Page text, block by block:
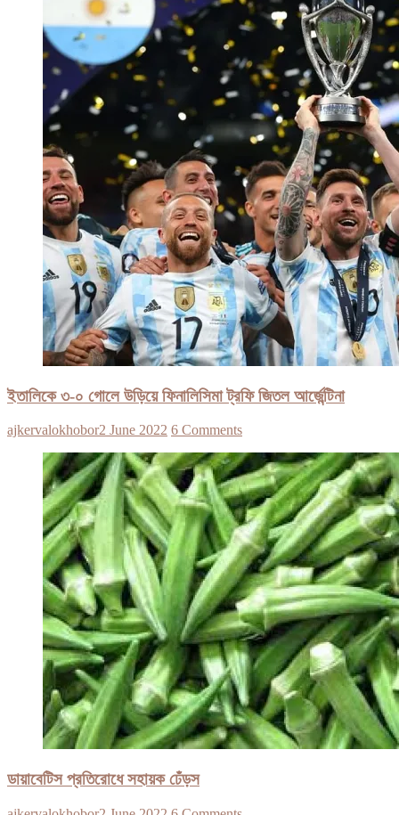
ইতালিকে ৩-০ গোলে উড়িয়ে ফিনালিসিমা ট্রফি জিতল আর্জেন্টিনা
ajkervalokhobor2 June 2022 6 Comments
ডায়াবেটিস প্রতিরোধে সহায়ক ঢেঁড়স